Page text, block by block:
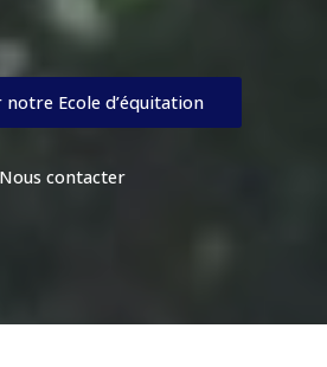
Ecole d’équitation
Nous contacter